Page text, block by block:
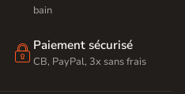
bain
 Paiement sécurisé
CB, PayPal, 3x sans frais